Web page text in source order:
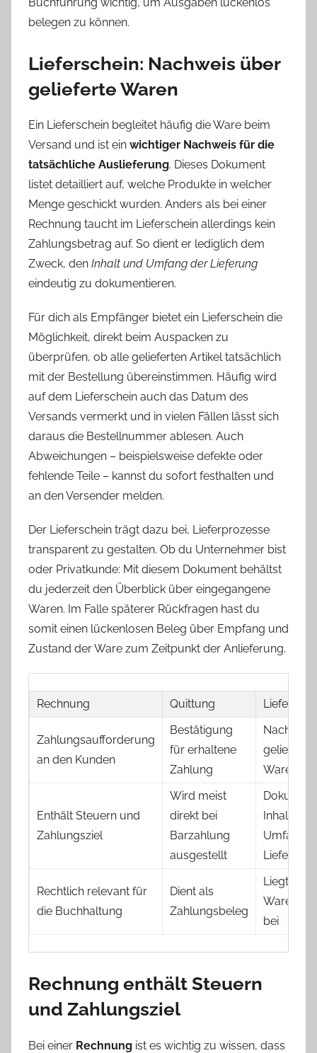
belegen zu können.
Lieferschein: Nachweis über
gelieferte Waren
Ein Lieferschein begleitet häufig die Ware beim
Versand und ist ein wichtiger Nachweis für die
tatsächliche Auslieferung. Dieses Dokument
listet detailliert auf, welche Produkte in welcher
Menge geschickt wurden. Anders als bei einer
Rechnung taucht im Lieferschein allerdings kein
Zahlungsbetrag auf. So dient er lediglich dem
Zweck, den Inhalt und Umfang der Lieferung
eindeutig zu dokumentieren.
Für dich als Empfänger bietet ein Lieferschein die
Möglichkeit, direkt beim Auspacken zu
überprüfen, ob alle gelieferten Artikel tatsächlich
mit der Bestellung übereinstimmen. Häufig wird
auf dem Lieferschein auch das Datum des
Versands vermerkt und in vielen Fällen lässt sich
daraus die Bestellnummer ablesen. Auch
Abweichungen – beispielsweise defekte oder
fehlende Teile – kannst du sofort festhalten und
an den Versender melden.
Der Lieferschein trägt dazu bei, Lieferprozesse
transparent zu gestalten. Ob du Unternehmer bist
oder Privatkunde: Mit diesem Dokument behältst
du jederzeit den Überblick über eingegangene
Waren. Im Falle späterer Rückfragen hast du
somit einen lückenlosen Beleg über Empfang und
Zustand der Ware zum Zeitpunkt der Anlieferung.
Rechnung Quittung
Zahlungsaufforderung
an den Kunden
Bestätigung
für erhaltene
Zahlung
gelieferte
Waren
Enthält Steuern und
Zahlungsziel
Wird meist
direkt bei
Barzahlung
ausgestellt
Inhalt und
Umfang
Lieferung
Rechtlich relevant für
die Buchhaltung
Dient als
Zahlungsbeleg
Liegt der
bei
Rechnung enthält Steuern
und Zahlungsziel
Bei einer Rechnung ist es wichtig zu wissen, dass